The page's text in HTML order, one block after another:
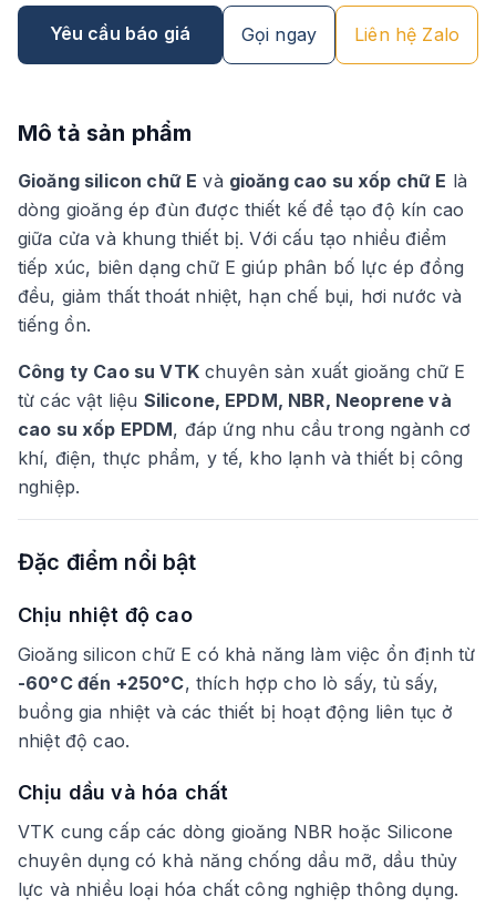
Yêu cầu báo giá Gọi ngay Liên hệ Zalo
Mô tả sản phẩm
Gioăng silicon chữ E và gioăng cao su xốp chữ E là
dòng gioăng ép đùn được thiết kế để tạo độ kín cao
giữa cửa và khung thiết bị. Với cấu tạo nhiều điểm
tiếp xúc, biên dạng chữ E giúp phân bố lực ép đồng
đều, giảm thất thoát nhiệt, hạn chế bụi, hơi nước và
tiếng ồn.
Công ty Cao su VTKchuyên sản xuất gioăng chữ E
từ các vật liệu Silicone, EPDM, NBR, Neoprene và
cao su xốp EPDM, đáp ứng nhu cầu trong ngành cơ
khí, điện, thực phẩm, y tế, kho lạnh và thiết bị công
nghiệp.
Đặc điểm nổi bật
Chịu nhiệt độ cao
Gioăng silicon chữ E có khả năng làm việc ổn định từ
-60°C đến +250°C, thích hợp cho lò sấy, tủ sấy,
buồng gia nhiệt và các thiết bị hoạt động liên tục ở
nhiệt độ cao.
Chịu dầu và hóa chất
VTK cung cấp các dòng gioăng NBR hoặc Silicone
chuyên dụng có khả năng chống dầu mỡ, dầu thủy
lực và nhiều loại hóa chất công nghiệp thông dụng.